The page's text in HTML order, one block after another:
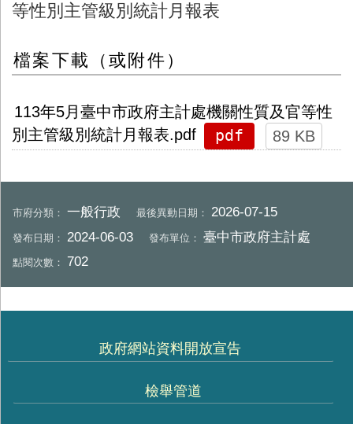
等性別主管級別統計月報表
檔案下載（或附件）
113年5月臺中市政府主計處機關性質及官等性
別主管級別統計月報表.pdf
pdf 89 KB
市府分類：一般行政 最後異動日期：2026-07-15
發布日期： 2024-06-03 發布單位：臺中市政府主計處
點閱次數： 702
政府網站資料開放宣告
檢舉管道